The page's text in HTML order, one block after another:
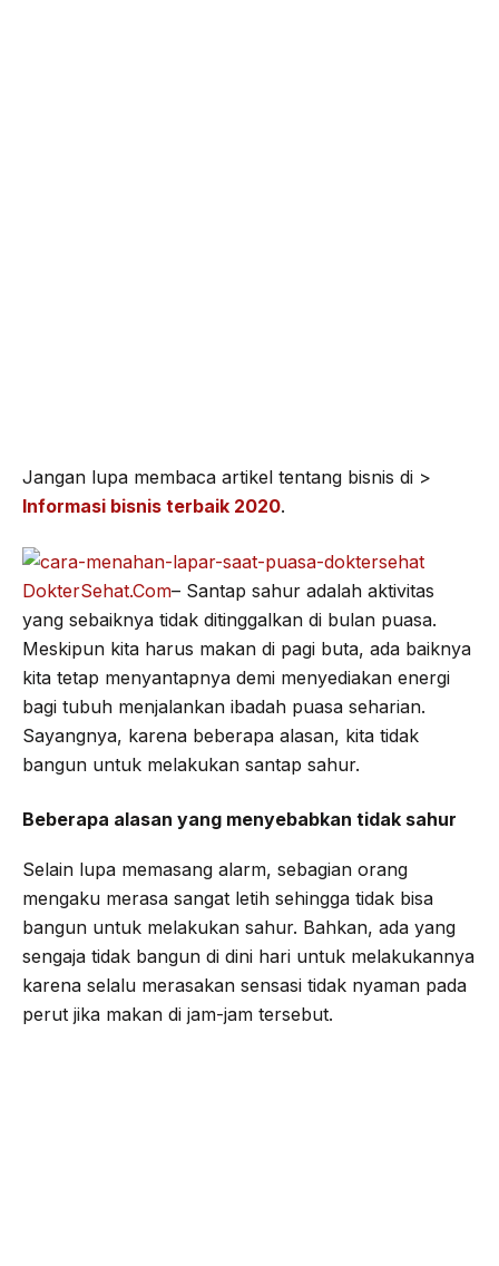
Jangan lupa membaca artikel tentang bisnis di >
Informasi bisnis terbaik 2020.
DokterSehat.Com– Santap sahur adalah aktivitas
yang sebaiknya tidak ditinggalkan di bulan puasa.
Meskipun kita harus makan di pagi buta, ada baiknya
kita tetap menyantapnya demi menyediakan energi
bagi tubuh menjalankan ibadah puasa seharian.
Sayangnya, karena beberapa alasan, kita tidak
bangun untuk melakukan santap sahur.
Beberapa alasan yang menyebabkan tidak sahur
Selain lupa memasang alarm, sebagian orang
mengaku merasa sangat letih sehingga tidak bisa
bangun untuk melakukan sahur. Bahkan, ada yang
sengaja tidak bangun di dini hari untuk melakukannya
karena selalu merasakan sensasi tidak nyaman pada
perut jika makan di jam-jam tersebut.